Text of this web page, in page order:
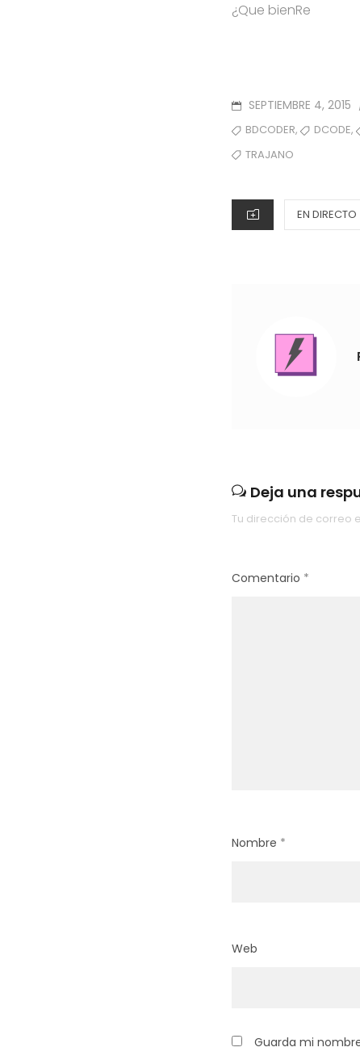
¿Que bienRe
POSTED
ON
SEPTIEMBRE 4, 2015
TAGSBDCODER, DCODE,
TRAJANO
CATEGORIES
EN DIRECTO
Deja una
Tu dirección de correo
Comentario *
Nombre *
Web
Guarda mi